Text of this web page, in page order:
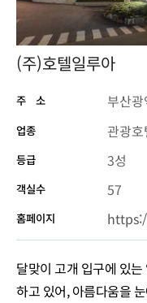
(주)호텔일루아
주 소 부산
업종 관광호
등급 3성
객실수 57
홈페이지
달맞이 고개 입구에 있
하고 있어, 아름다움을